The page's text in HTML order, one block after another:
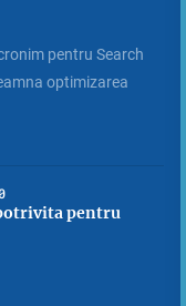
pentru Search
optimizarea
pentru